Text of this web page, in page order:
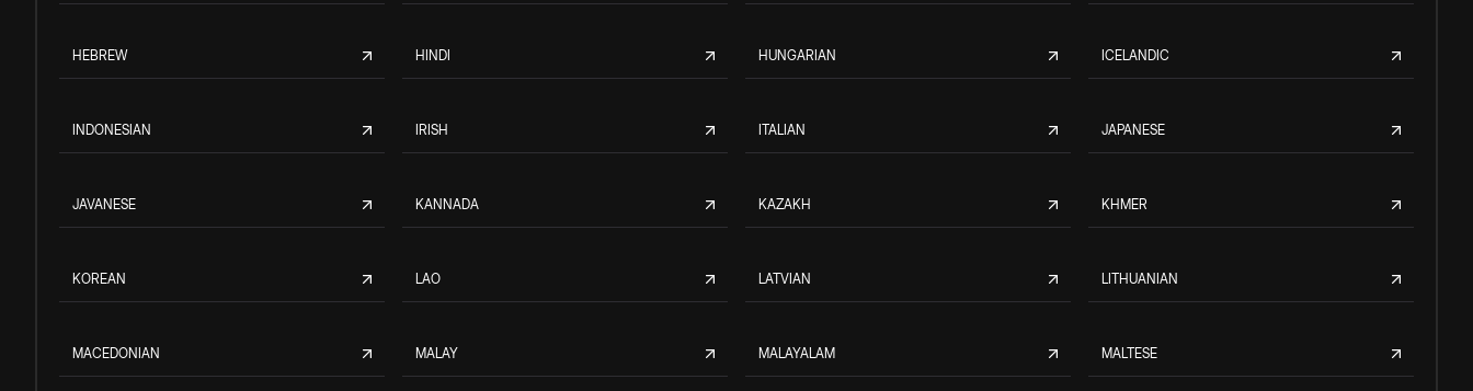
HEBREW HINDI HUNGARIAN ICELANDIC
INDONESIAN IRISH ITALIAN JAPANESE
JAVANESE KANNADA KAZAKH KHMER
KOREAN LAO LATVIAN LITHUANIAN
MACEDONIAN MALAY MALAYALAM MALTESE